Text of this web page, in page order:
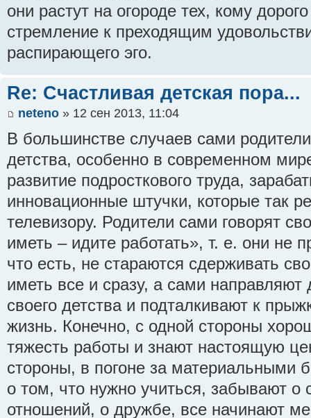
они растут на огороде тех, кому
стремление к преходящим
распирающего эго.
Re: Счастливая детская пора...
neteno » 12 сен 2013, 11:04
В большинстве случаев сами
детства, особенно в современном
развитие подросткового труда,
инновационные штучки, которые так
телевизору. Родители сами говорят
иметь – идите работать», т. е. они не
что есть, не стараются сдерживать
иметь все и сразу, а сами направляют
своего детства и подталкивают к
жизнь. Конечно, с одной стороны
тяжесть работы и знают настоящую
стороны, в погоне за материальными
о том, что нужно учиться, забывают о
отношений, о дружбе, все начинают